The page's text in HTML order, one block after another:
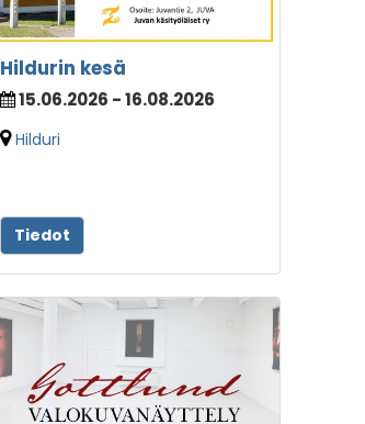
Hildurin kesä
15.06.2026 - 16.08.2026
Hilduri
Tiedot